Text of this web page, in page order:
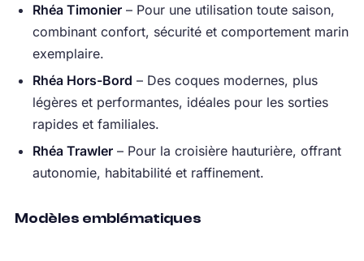
Rhéa Timonier– Pour une utilisation toute saison,
combinant confort, sécurité et comportement marin
exemplaire.
Rhéa Hors-Bord – Des coques modernes, plus
légères et performantes, idéales pour les sorties
rapides et familiales.
Rhéa Trawler– Pour la croisière hauturière, offrant
autonomie, habitabilité et raffinement.
Modèles emblématiques